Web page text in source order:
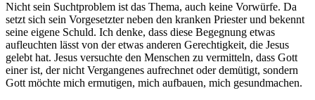
Nicht sein Suchtproblem ist das Thema, auch keine Vorwürfe. Da
setzt sich sein Vorgesetzter neben den kranken Priester und bekennt
seine eigene Schuld. Ich denke, dass diese Begegnung etwas
aufleuchten lässt von der etwas anderen Gerechtigkeit, die Jesus
gelebt hat. Jesus versuchte den Menschen zu vermitteln, dass Gott
einer ist, der nicht Vergangenes aufrechnet oder demütigt, sondern
Gott möchte mich ermutigen, mich aufbauen, mich gesundmachen.